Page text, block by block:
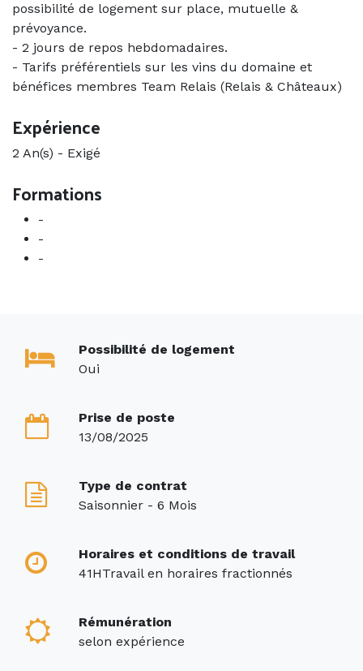
possibilité de logement sur place, mutuelle &
prévoyance.
- 2 jours de repos hebdomadaires.
- Tarifs préférentiels sur les vins du domaine et
bénéfices membres Team Relais (Relais & Châteaux)
Expérience
2 An(s) - Exigé
Formations
-
-
-
Possibilité de logement
Oui
Prise de poste
13/08/2025
Type de contrat
Saisonnier - 6 Mois
Horaires et conditions de travail
41HTravail en horaires fractionnés
Rémunération
selon expérience